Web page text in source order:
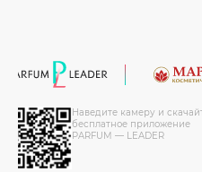
Наведите камеру и
бесплатное приложение
PARFUM — LEADER